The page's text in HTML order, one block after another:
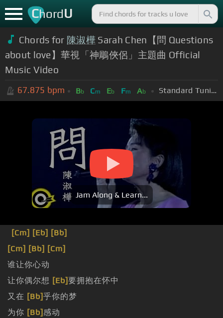
ChordU
Chords for 陳淑樺 Sarah Chen【問 Questions
about love】華視「神鵰俠侶」主題曲 Official
Music Video
67.875 bpm Bb Cm Eb Fm Ab Standard Tuning (EADGBE)
Jam Along & Learn...
[Cm] [Eb] [Bb]
[Cm] [Bb] [Cm]
谁让你心动
让你偶尔想 [Eb]要拥抱在怀中
又在 [Bb]乎你的梦
为你 [Bb] 感动